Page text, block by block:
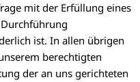
mit der Erfüllung eines
ist. In allen übrigen
berechtigten
der an uns gerichteten